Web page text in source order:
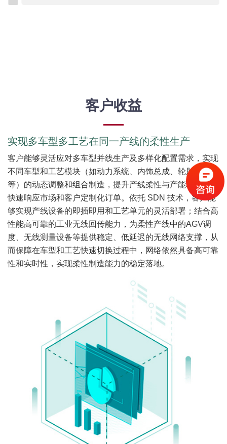
客户收益
实现多车型多工艺在同一产线的柔性生产
客户能够灵活应对多车型并线生产及多样化配置需求，实现
不同车型和工艺模块（如动力系统、内饰总成、轮胎底盘
等）的动态调整和组合制造，提升产线柔性与产能利用率，
快速响应市场和客户定制化订单。依托 SDN 技术，客户能
够实现产线设备的即插即用和工艺单元的灵活部署；结合高
性能高可靠的工业无线回传能力，为柔性产线中的AGV调
度、无线测量设备等提供稳定、低延迟的无线网络支撑，从
而保障在车型和工艺快速切换过程中，网络依然具备高可靠
性和实时性，实现柔性制造能力的稳定落地。